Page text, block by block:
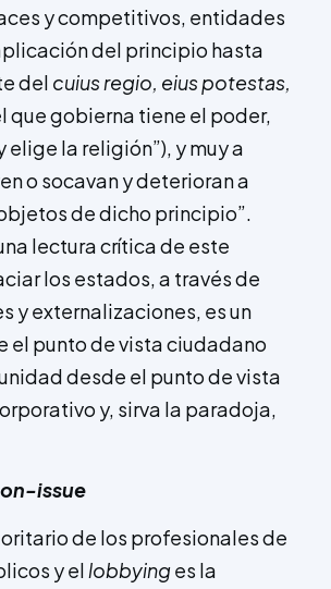
y competitivos, entidades
del principio hasta
del cuius regio, eius potestas,
que gobierna tiene el poder,
elige la religión”), y muy a
o socavan y deterioran a
de dicho principio”.
lectura crítica de este
los estados, a través de
y externalizaciones, es un
el punto de vista ciudadano
desde el punto de vista
y, sirva la paradoja,
issue
de los profesio­nales de
y el lobbyinges la